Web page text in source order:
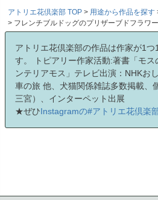
アトリエ花倶楽部 TOP
用途から作品を探す
フレンチブルドッグのプリザーブドフラワ
アトリエ花倶楽部の作品は作家が1つ
す。 トピアリー作家活動:著書「モス
ンテリアモス」テレビ出演：NHKお
車の旅 他、犬猫関係雑誌多数掲載、
三宮）、インターペット出展
★ぜひInstagramの#アトリエ花倶楽